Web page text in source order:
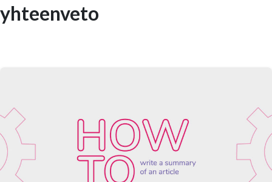
yhteenveto